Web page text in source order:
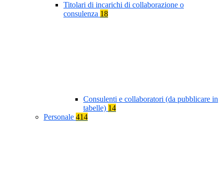
Titolari di incarichi di collaborazione o
consulenza 18
Consulenti e collaboratori (da pubblicare in
tabelle) 14
Personale 414